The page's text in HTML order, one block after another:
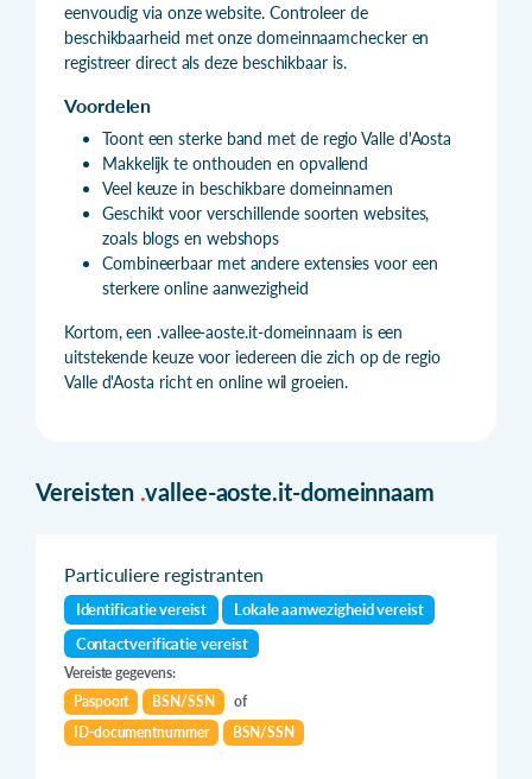
eenvoudig via onze website. Controleer de
beschikbaarheid met onze domeinnaamchecker en
registreer direct als deze beschikbaar is.
Voordelen
Toont een sterke band met de regio Valle d'Aosta
Makkelijk te onthouden en opvallend
Veel keuze in beschikbare domeinnamen
Geschikt voor verschillende soorten websites,
zoals blogs en webshops
Combineerbaar met andere extensies voor een
sterkere online aanwezigheid
Kortom, een .vallee-aoste.it-domeinnaam is een
uitstekende keuze voor iedereen die zich op de regio
Valle d'Aosta richt en online wil groeien.
Vereisten .vallee-aoste.it-domeinnaam
Particuliere registranten
Identificatie vereist
Lokale aanwezigheid vereist
Contactverificatie vereist
Vereiste gegevens:
Paspoort
BSN/SSN
of
ID-documentnummer
BSN/SSN